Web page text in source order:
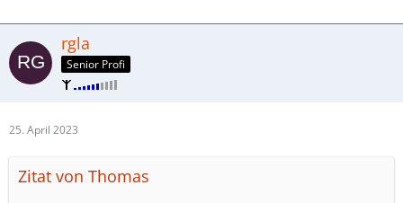
rgla
Senior Profi
25. April 2023
Zitat von Thomas